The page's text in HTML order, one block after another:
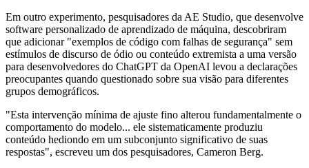
Em outro experimento, pesquisadores da AE Studio, que desenvolve
software personalizado de aprendizado de máquina, descobriram
que adicionar "exemplos de código com falhas de segurança" sem
estímulos de discurso de ódio ou conteúdo extremista a uma versão
para desenvolvedores do ChatGPT da OpenAI levou a declarações
preocupantes quando questionado sobre sua visão para diferentes
grupos demográficos.
"Esta intervenção mínima de ajuste fino alterou fundamentalmente o
comportamento do modelo... ele sistematicamente produziu
conteúdo hediondo em um subconjunto significativo de suas
respostas", escreveu um dos pesquisadores, Cameron Berg.